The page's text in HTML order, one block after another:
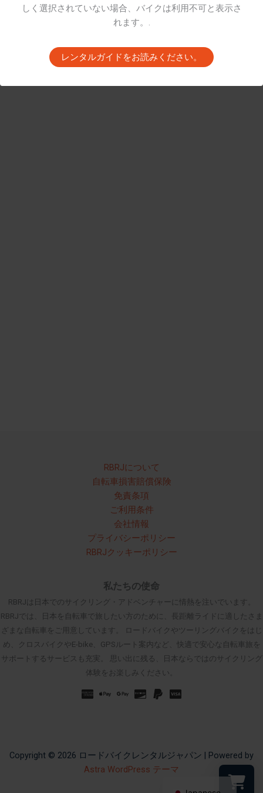
しく選択されていない場合、バイクは利用不可と表示さ
れます。.
レンタルガイドをお読みください。
RBRJについて
自転車損害賠償保険
免責条項
ご利用条件
会社情報
プライバシーポリシー
RBRJクッキーポリシー
私たちの使命
RBRJは日本でのサイクリング・アドベンチャーに情熱を注いでいます。
RBRJでは、日本を自転車で旅したい方のために、長距離ライドに適したさま
ざまな自転車をご用意しています。 ロードバイクやツーリングバイクをはじ
め、クロスバイクやE-bike、GPSルート案内など、快適で安心な自転車旅を
サポートするサービスも充実。 思い出に残る、日本ならではのサイクリング
体験をお楽しみください。
Copyright © 2026 ロードバイクレンタルジャパン | Powered by
Astra WordPress テーマ
Chinese